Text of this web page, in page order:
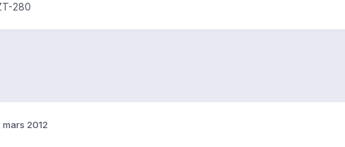
280
mars 2012